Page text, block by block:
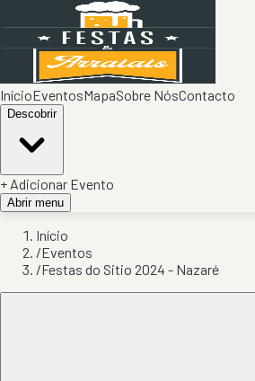
InícioEventosMapaSobre NósContacto
Descobrir
+ Adicionar Evento
Abrir menu
Início
/Eventos
/Festas do Sitio 2024 - Nazaré